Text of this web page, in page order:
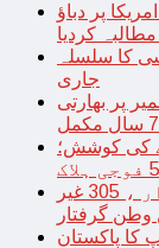
پر دباؤ
مطالبہ کردیا
کا سلسلہ
جاری
پر بھارتی
کی کوشش؛
سعودی عرب ، ایک ہفتے کے دوران 17 ہزار ، 305 غیر
وطن گرفتار
کا پاکستان